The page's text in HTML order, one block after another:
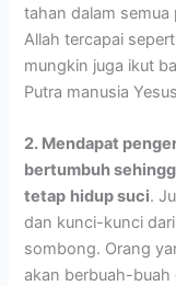
tahan dalam
Allah tercapai
mungkin juga ikut
Putra manusia
2. Mendapat
bertumbuh
tetap hidup suci.
dan kunci-kunci
sombong. Orang
akan berbuah-buah